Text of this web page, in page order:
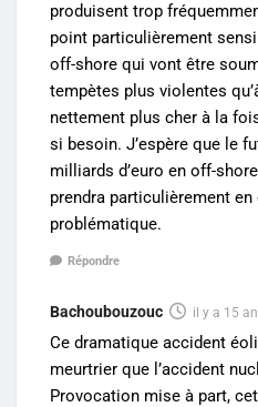
produisent trop
point particulièrement
off-shore qui vont être
tempètes plus violentes
nettement plus cher à la
si besoin. J’espère que le
milliards d’euro en off-
prendra particulièrement
problématique.
Répondre
Bachoubouzouc il y a 15
Ce dramatique accident
meurtrier que l’accident
Provocation mise à part,